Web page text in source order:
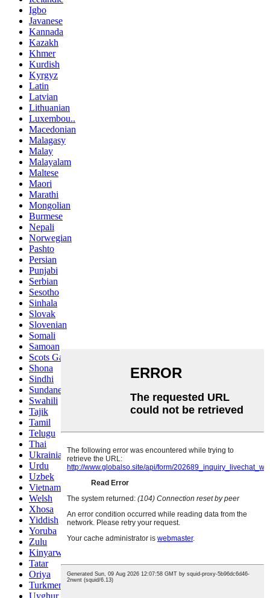
Igbo
Javanese
Kannada
Kazakh
Khmer
Kurdish
Kyrgyz
Latin
Latvian
Lithuanian
Luxembou..
Macedonian
Malagasy
Malay
Malayalam
Maltese
Maori
Marathi
Mongolian
Burmese
Nepali
Norwegian
Pashto
Persian
Punjabi
Serbian
Sesotho
Sinhala
Slovak
Slovenian
Somali
Samoan
Scots Gaelic
Shona
Sindhi
Sundanese
Swahili
Tajik
Tamil
Telugu
Thai
Ukrainian
Urdu
Uzbek
Vietnamese
Welsh
Xhosa
Yiddish
Yoruba
Zulu
Kinyarwanda
Tatar
Oriya
Turkmen